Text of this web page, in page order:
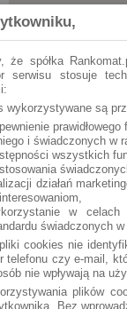
Chrzanów
że spółka
serwisu stosuje
wykorzystywane są
i świadczonych w
wszystkich
działań
w
świadczonych w
cookies nie
telefonu czy e-mail,
nie wpływają na
plików
Bez